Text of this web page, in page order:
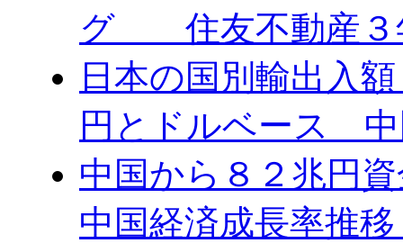
グ 住友不動産３
日本の国別輸出入
円とドルベース 中
中国から８２兆円
中国経済成長率推